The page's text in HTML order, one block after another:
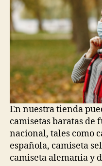
En nuestra tienda
camisetas baratas de
nacional, tales como
española, camiseta
camiseta alemania y